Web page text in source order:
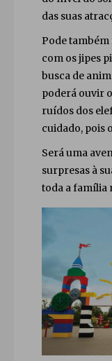
das suas
Pode
com os jipes
busca de
poderá ouvir
ruídos dos
cuidado, pois
Será uma
surpresas à
toda a família